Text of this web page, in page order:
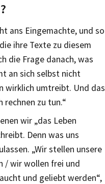
ans Eingemachte, und so
ihre Texte zu diesem
die Frage danach, was
an sich selbst nicht
wirklich umtreibt. Und das
rechnen zu tun.“
wir „das Leben
Denn was uns
„Wir stellen unsere
/ wir wollen frei und
und geliebt werden“,